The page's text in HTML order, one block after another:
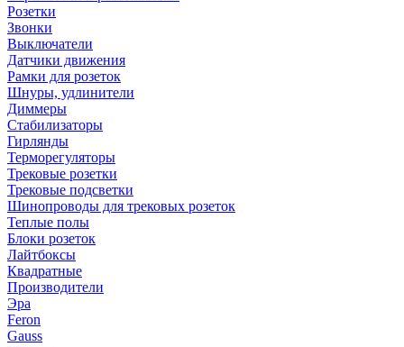
Розетки
Звонки
Выключатели
Датчики движения
Рамки для розеток
Шнуры, удлинители
Диммеры
Стабилизаторы
Гирлянды
Терморегуляторы
Трековые розетки
Трековые подсветки
Шинопроводы для трековых розеток
Теплые полы
Блоки розеток
Лайтбоксы
Квадратные
Производители
Эра
Feron
Gauss